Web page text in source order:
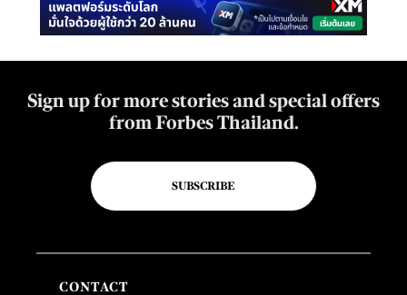
Sign up for more stories and special offers
from Forbes Thailand.
SUBSCRIBE
CONTACT